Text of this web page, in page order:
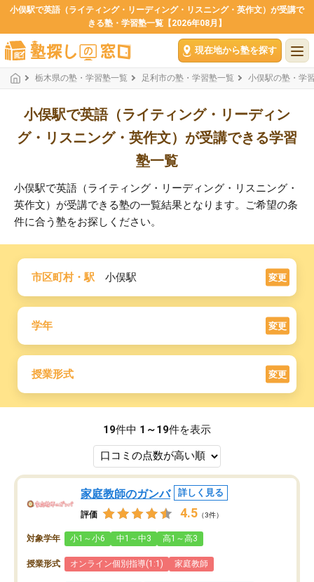
小俣駅で英語（ライティング・リーディング・リスニング・英作文）が受講で
きる塾・学習塾一覧【2026年08月】
現在地から塾を探す
栃木県の塾・学習塾一覧 足利市の塾・学習塾一覧 小俣駅の塾・学
小俣駅で英語（ライティング・リーディン
グ・リスニング・英作文）が受講できる学習
塾一覧
小俣駅で英語（ライティング・リーディング・リスニング・
英作文）が受講できる塾の一覧結果となります。ご希望の条
件に合う塾をお探しください。
市区町村・駅 小俣駅 変更
学年 変更
授業形式 変更
19件中 1～19件を表示
家庭教師のガンバ 詳しく見る
評価 4.5 （3件）
対象学年 小1～小6 中1～中3 高1～高3
授業形式 オンライン個別指導(1:1) 家庭教師